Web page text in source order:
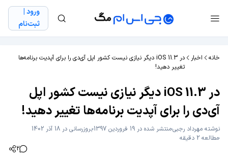
ورود |
ثبت‌نام
خانه اخبار
در iOS 11.3 دیگر نیازی نیست کشور اپل آی‌دی را برای آپدیت برنامه‌ها
تغییر دهید!
در iOS 11.3 دیگر نیازی نیست کشور اپل
آی‌دی را برای آپدیت برنامه‌ها تغییر دهید!
نوشته مهرداد رجبیمنتشر شده در 19 فروردین 1397
بروزرسانی در 18 آذر 1402
مطالعه 2 دقیقه
2